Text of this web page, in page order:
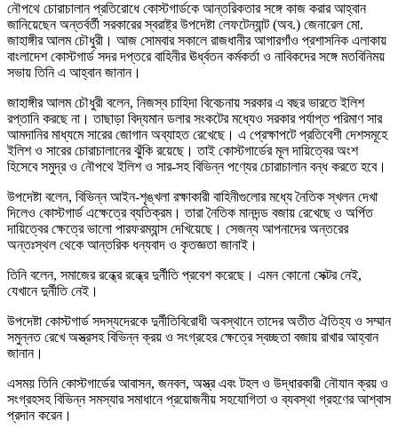
নৌপথে চোরাচালান প্রতিরোধে কোস্টগার্ডকে আন্তরিকতার সঙ্গে কাজ করার আহ্বান
জানিয়েছেন অন্তর্বর্তী সরকারের স্বরাষ্ট্র উপদেষ্টা লেফটেন্যান্ট (অব.) জেনারেল মো.
জাহাঙ্গীর আলম চৌধুরী। আজ সোমবার সকালে রাজধানীর আগারগাঁও প্রশাসনিক এলাকায়
বাংলাদেশ কোস্টগার্ড সদর দপ্তরে বাহিনীর ঊর্ধ্বতন কর্মকর্তা ও নাবিকদের সঙ্গে মতবিনিময়
সভায় তিনি এ আহ্বান জানান।
জাহাঙ্গীর আলম চৌধুরী বলেন, নিজস্ব চাহিদা বিবেচনায় সরকার এ বছর ভারতে ইলিশ
রপ্তানি করছে না। তাছাড়া বিদ্যমান ডলার সংকটের মধ্যেও সরকার পর্যাপ্ত পরিমাণ সার
আমদানির মাধ্যমে সারের জোগান অব্যাহত রেখেছে। এ প্রেক্ষাপটে প্রতিবেশী দেশসমূহে
ইলিশ ও সারের চোরাচালানের ঝুঁকি রয়েছে। তাই কোস্টগার্ডের মূল দায়িত্বের অংশ
হিসেবে সমুদ্র ও নৌপথে ইলিশ ও সার-সহ বিভিন্ন পণ্যের চোরাচালান বন্ধ করতে হবে।
উপদেষ্টা বলেন, বিভিন্ন আইন-শৃঙ্খলা রক্ষাকারী বাহিনীগুলোর মধ্যে নৈতিক স্খলন দেখা
দিলেও কোস্টগার্ড এক্ষেত্রে ব্যতিক্রম। তারা নৈতিক মানদন্ড বজায় রেখেছে ও অর্পিত
দায়িত্বের ক্ষেত্রে ভালো পারফরম্যান্স দেখিয়েছে। সেজন্য আপনাদের অন্তরের
অন্তঃস্থল থেকে আন্তরিক ধন্যবাদ ও কৃতজ্ঞতা জানাই।
তিনি বলেন, সমাজের রন্ধ্রে রন্ধ্রে দুর্নীতি প্রবেশ করেছে। এমন কোনো সেক্টর নেই,
যেখানে দুর্নীতি নেই।
উপদেষ্টা কোস্টগার্ড সদস্যদেরকে দুর্নীতিবিরোধী অবস্থানে তাদের অতীত ঐতিহ্য ও সম্মান
সমুন্নত রেখে অস্ত্রসহ বিভিন্ন ক্রয় ও সংগ্রহের ক্ষেত্রে স্বচ্ছতা বজায় রাখার আহ্বান
জানান।
এসময় তিনি কোস্টগার্ডের আবাসন, জনবল, অস্ত্র এবং টহল ও উদ্ধারকারী নৌযান ক্রয় ও
সংগ্রহসহ বিভিন্ন সমস্যার সমাধানে প্রয়োজনীয় সহযোগিতা ও ব্যবস্থা গ্রহণের আশ্বাস
প্রদান করেন।